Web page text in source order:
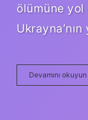
ölümüne yol
Devamını okuyun